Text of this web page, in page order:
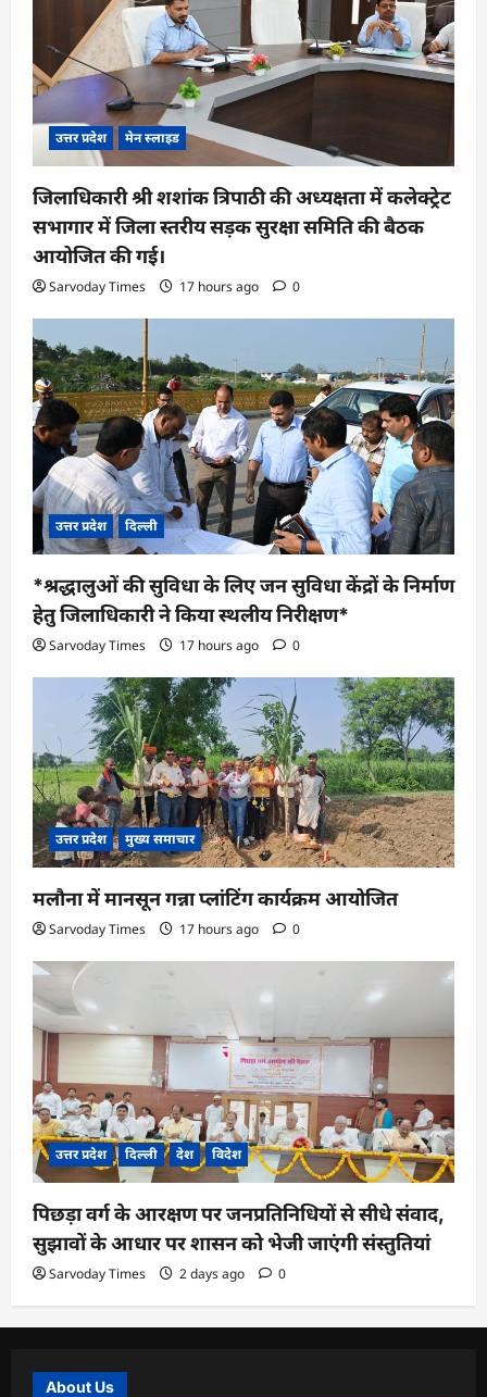
उत्तर प्रदेश मेन स्लाइड
जिलाधिकारी श्री शशांक त्रिपाठी की अध्यक्षता में कलेक्ट्रेट
सभागार में जिला स्तरीय सड़क सुरक्षा समिति की बैठक
आयोजित की गई।
Sarvoday Times 17 hours ago 0
उत्तर प्रदेश दिल्ली
*श्रद्धालुओं की सुविधा के लिए जन सुविधा केंद्रों के निर्माण
हेतु जिलाधिकारी ने किया स्थलीय निरीक्षण*
Sarvoday Times 17 hours ago 0
उत्तर प्रदेश मुख्य समाचार
मलौना में मानसून गन्ना प्लांटिंग कार्यक्रम आयोजित
Sarvoday Times 17 hours ago 0
उत्तर प्रदेश दिल्ली देश विदेश
पिछड़ा वर्ग के आरक्षण पर जनप्रतिनिधियों से सीधे संवाद,
सुझावों के आधार पर शासन को भेजी जाएंगी संस्तुतियां
Sarvoday Times 2 days ago 0
About Us